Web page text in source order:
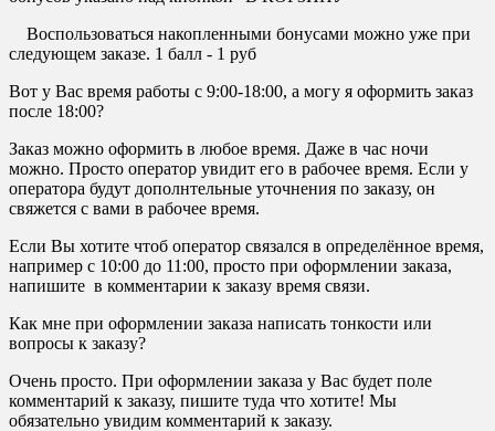
Воспользоваться накопленными бонусами можно уже при
следующем заказе. 1 балл - 1 руб
Вот у Вас время работы с 9:00-18:00, а могу я оформить заказ
после 18:00?
Заказ можно оформить в любое время. Даже в час ночи
можно. Просто оператор увидит его в рабочее время. Если у
оператора будут дополнтельные уточнения по заказу, он
свяжется с вами в рабочее время.
Если Вы хотите чтоб оператор связался в определённое время,
например с 10:00 до 11:00, просто при оформлении заказа,
напишите в комментарии к заказу время связи.
Как мне при оформлении заказа написать тонкости или
вопросы к заказу?
Очень просто. При оформлении заказа у Вас будет поле
комментарий к заказу, пишите туда что хотите! Мы
обязательно увидим комментарий к заказу.